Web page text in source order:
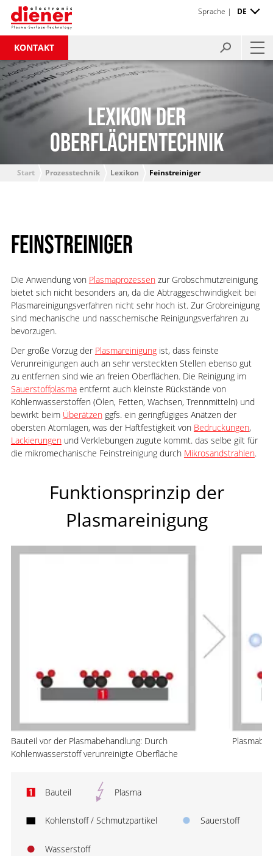
KONTAKT
Sprache | DE
LEXIKON DER
OBERFLÄCHENTECHNIK
Start Prozesstechnik Lexikon Feinstreiniger
FEINSTREINIGER
Die Anwendung von Plasmaprozessenzur Grobschmutzreinigung
bietet sich nicht besonders an, da die Abtraggeschwindigkeit bei
Plasmareinigungsverfahren nicht sehr hoch ist. Zur Grobreinigung
sind mechanische und nasschemische Reinigungsverfahren zu
bevorzugen.
Der große Vorzug der Plasmareinigungist, dass feinste
Verunreinigungen auch an sehr versteckten Stellen ebenso gut
zu entfernen sind wie an freien Oberflächen. Die Reinigung im
Sauerstoffplasmaentfernt auch kleinste Rückstände von
Kohlenwasserstoffen (Ölen, Fetten, Wachsen, Trennmitteln) und
bewirkt beim Überätzenggfs. ein geringfügiges Anätzen der
obersten Atomlagen, was der Haftfestigkeit von Bedruckungen,
Lackierungenund Verklebungen zugute kommt. das selbe gilt für
die mikromechanische Feinstreinigung durch Mikrosandstrahlen.
Funktionsprinzip der
Plasmareinigung
Bauteil vor der Plasmabehandlung: Durch
Kohlenwasserstoff verunreinigte Oberfläche
Bauteil Plasma
Kohlenstoff / Schmutzpartikel Sauerstoff
Wasserstoff